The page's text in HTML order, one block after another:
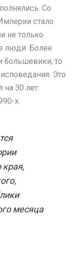
Со
стало
не только
люди. Более
большевики, то
Это
на 30 лет.
х.
края,
месяца